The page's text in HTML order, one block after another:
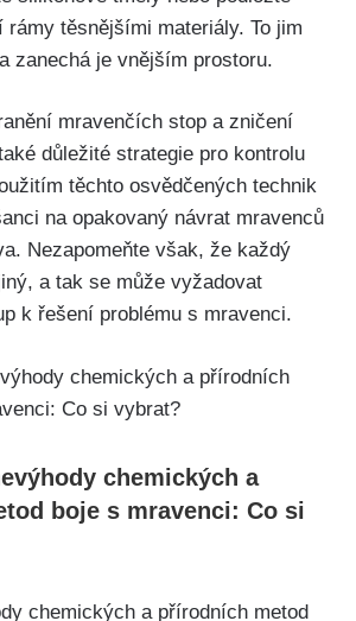
rámy těsnějšími materiály. To jim
zanechá je vnějším prostoru.
​mravenčích ‌stop ⁤a zničení
důležité strategie pro kontrolu
těchto osvědčených‍ technik
na opakovaný návrat mravenců
Nezapomeňte však, že ​každý
a tak se může vyžadovat
k řešení problému s‍ mravenci.
chemických a
boje s mravenci: Co si
chemických a přírodních metod